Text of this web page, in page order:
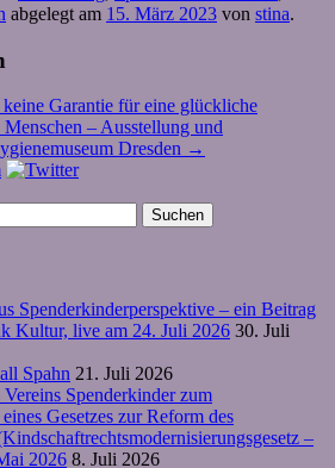
abgelegt am 15. März 2023 von stina.
Garantie für eine glückliche
– Ausstellung und
Dresden →
Spenderkinderperspektive – ein Beitrag
Kultur, live am 24. Juli 2026 30. Juli
Spahn 21. Juli 2026
Vereins Spenderkinder zum
Gesetzes zur Reform des
–
2026 8. Juli 2026